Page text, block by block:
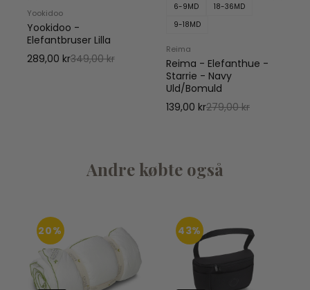
Yookidoo
Yookidoo -
Elefantbruser Lilla
289,00 kr349,00 kr
6-9MD
18-36MD
9-18MD
Reima
Reima - Elefanthue -
Starrie - Navy
Uld/Bomuld
139,00 kr279,00 kr
Andre købte også
20% 43%